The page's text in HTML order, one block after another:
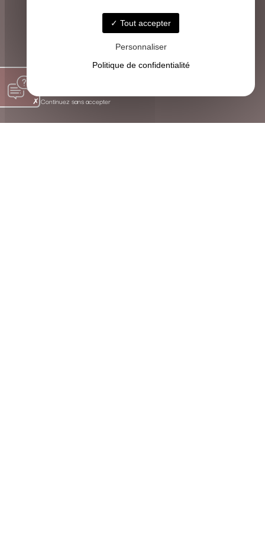
Tout accepter
Personnaliser
Politique de confidentialité
Continuez sans accepter